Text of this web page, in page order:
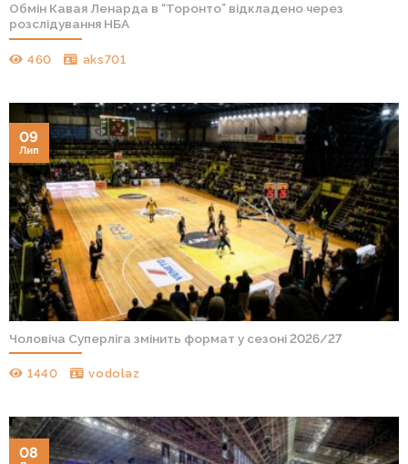
Обмін Кавая Ленарда в “Торонто” відкладено через
розслідування НБА
460 aks701
Чоловіча Суперліга змінить формат у сезоні 2026/27
1440 vodolaz
09
Лип
08